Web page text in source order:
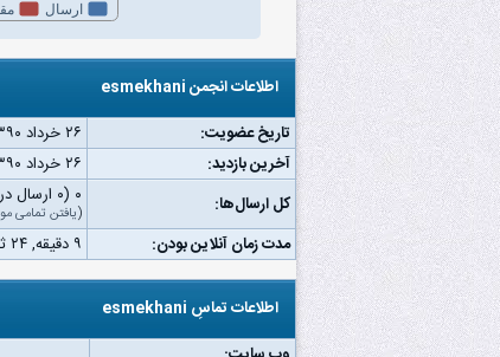
ارسال
اطلاعات انجمن esmekhani
تاریخ عضویت:
۲۶ خرداد ۱۳۹۰
آخرین بازدید:
۲۶ خرداد ۱۳۹۰ ۱۲:۵۳ ب.ظ
کل ارسال‌ها:
۰ (۰ ارسال در روز | ۰ درصد از کل ارسال‌ها)
(یافتن تمامی
مدت زمان آنلاین بودن: ۹ دقیقه, ۲۴ ثانیه
اطلاعات تماسِ esmekhani